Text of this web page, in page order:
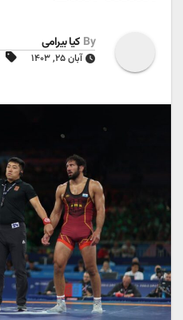
By کیا بیرامی
آبان ۲۵, ۱۴۰۳